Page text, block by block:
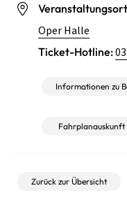
Oper Halle
Ticket-Hotline:
Informationen zu
Fahrplanauskunft
Zurück zur Übersicht